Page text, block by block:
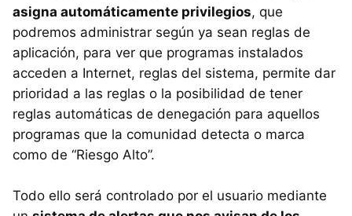
asigna automáticamente privilegios, que
podremos administrar según ya sean reglas de
aplicación, para ver que programas instalados
acceden a Internet, reglas del sistema, permite dar
prioridad a las reglas o la posibilidad de tener
reglas automáticas de denegación para aquellos
programas que la comunidad detecta o marca
como de “Riesgo Alto”.
Todo ello será controlado por el usuario mediante